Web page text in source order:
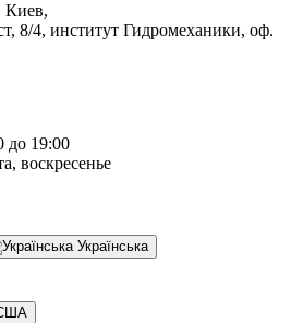
Киев,
8/4, институт Гидромеханики, оф.
до 19:00
воскресенье
Українська